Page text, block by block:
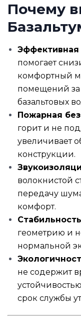
Почему
Эффективная
помогает
комфортный
помещений за
базальтовых
Пожарная
горит и не
увеличивает
конструкции.
волокнистой
передачу
комфорт.
геометрию и
нормальной
не содержит
срок службы